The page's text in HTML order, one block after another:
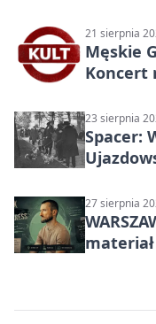
21 sierpnia
Męskie
Koncert
23 sierpnia
Spacer:
27 sierpnia